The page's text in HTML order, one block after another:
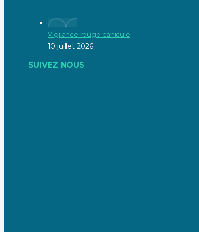
Vigilance rouge canicule
10 juillet 2026
SUIVEZ NOUS